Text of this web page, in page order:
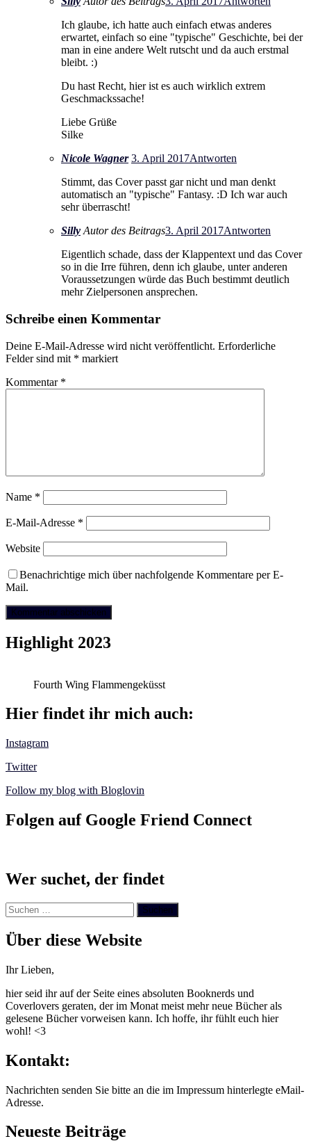
Ich glaube, ich hatte auch einfach etwas anderes
erwartet, einfach so eine "typische" Geschichte, bei der
man in eine andere Welt rutscht und da auch erstmal
bleibt. :)
Du hast Recht, hier ist es auch wirklich extrem
Geschmackssache!
Liebe Grüße
Silke
Nicole Wagner 3. April 2017Antworten
Stimmt, das Cover passt gar nicht und man denkt
automatisch an "typische" Fantasy. :D Ich war auch
sehr überrascht!
Silly Autor des Beitrags3. April 2017Antworten
Eigentlich schade, dass der Klappentext und das Cover
so in die Irre führen, denn ich glaube, unter anderen
Voraussetzungen würde das Buch bestimmt deutlich
mehr Zielpersonen ansprechen.
Schreibe einen Kommentar
Deine E-Mail-Adresse wird nicht veröffentlicht. Erforderliche
Felder sind mit * markiert
Kommentar *
Name *
E-Mail-Adresse *
Website
Benachrichtige mich über nachfolgende Kommentare per E-
Mail.
Highlight 2023
Fourth Wing Flammengeküsst
Hier findet ihr mich auch:
Instagram
Twitter
Follow my blog with Bloglovin
Folgen auf Google Friend Connect
Wer suchet, der findet
Suchen
nach:
Über diese Website
Ihr Lieben,
hier seid ihr auf der Seite eines absoluten Booknerds und
Coverlovers geraten, der im Monat meist mehr neue Bücher als
gelesene Bücher vorweisen kann. Ich hoffe, ihr fühlt euch hier
wohl! <3
Kontakt:
Nachrichten senden Sie bitte an die im Impressum hinterlegte eMail-
Adresse.
Neueste Beiträge